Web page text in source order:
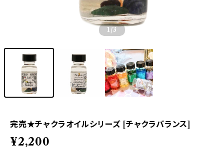
1 /3
完売★チャクラオイルシリーズ [チャクラバランス]
¥2,200